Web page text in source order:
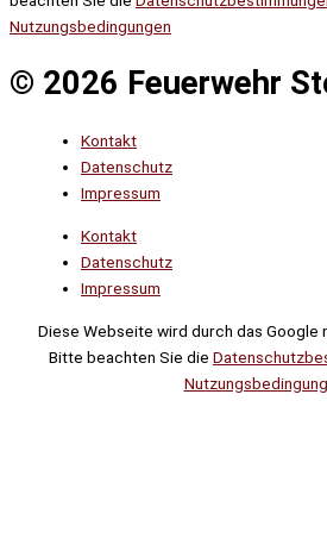
Nutzungsbedingungen
© 2026 Feuerwehr
Kontakt
Datenschutz
Impressum
Kontakt
Datenschutz
Impressum
Diese Webseite wird durch das Google
Bitte beachten Sie die